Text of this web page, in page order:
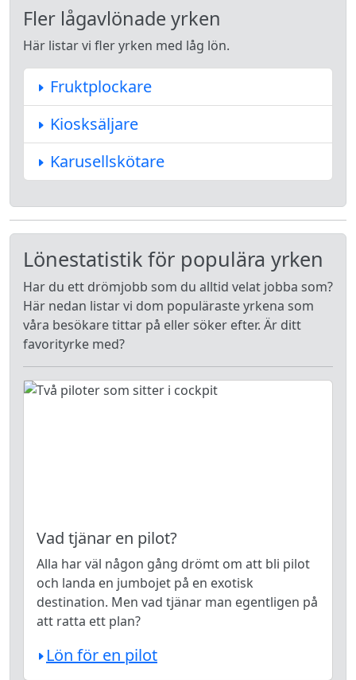
Fler lågavlönade yrken
Här listar vi fler yrken med låg lön.
Fruktplockare
Kiosksäljare
Karusellskötare
Lönestatistik för populära yrken
Har du ett drömjobb som du alltid velat jobba som?
Här nedan listar vi dom populäraste yrkena som
våra besökare tittar på eller söker efter. Är ditt
favorityrke med?
Vad tjänar en pilot?
Alla har väl någon gång drömt om att bli pilot
och landa en jumbojet på en exotisk
destination. Men vad tjänar man egentligen på
att ratta ett plan?
Lön för en pilot